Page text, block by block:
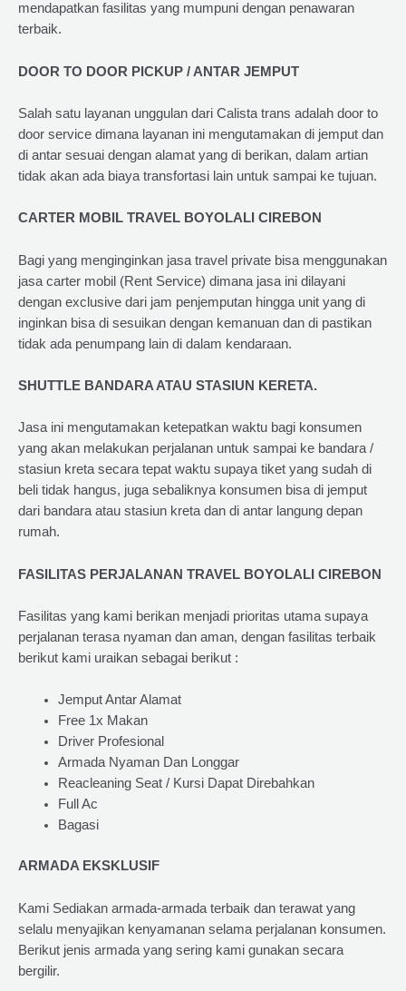
mendapatkan fasilitas yang mumpuni dengan penawaran
terbaik.
DOOR TO DOOR PICKUP / ANTAR JEMPUT
Salah satu layanan unggulan dari Calista trans adalah door to
door service dimana layanan ini mengutamakan di jemput dan
di antar sesuai dengan alamat yang di berikan, dalam artian
tidak akan ada biaya transfortasi lain untuk sampai ke tujuan.
CARTER MOBIL TRAVEL BOYOLALI CIREBON
Bagi yang menginginkan jasa travel private bisa menggunakan
jasa carter mobil (Rent Service) dimana jasa ini dilayani
dengan exclusive dari jam penjemputan hingga unit yang di
inginkan bisa di sesuikan dengan kemanuan dan di pastikan
tidak ada penumpang lain di dalam kendaraan.
SHUTTLE BANDARA ATAU STASIUN KERETA.
Jasa ini mengutamakan ketepatkan waktu bagi konsumen
yang akan melakukan perjalanan untuk sampai ke bandara /
stasiun kreta secara tepat waktu supaya tiket yang sudah di
beli tidak hangus, juga sebaliknya konsumen bisa di jemput
dari bandara atau stasiun kreta dan di antar langung depan
rumah.
FASILITAS PERJALANAN TRAVEL BOYOLALI CIREBON
Fasilitas yang kami berikan menjadi prioritas utama supaya
perjalanan terasa nyaman dan aman, dengan fasilitas terbaik
berikut kami uraikan sebagai berikut :
Jemput Antar Alamat
Free 1x Makan
Driver Profesional
Armada Nyaman Dan Longgar
Reacleaning Seat / Kursi Dapat Direbahkan
Full Ac
Bagasi
ARMADA EKSKLUSIF
Kami Sediakan armada-armada terbaik dan terawat yang
selalu menyajikan kenyamanan selama perjalanan konsumen.
Berikut jenis armada yang sering kami gunakan secara
bergilir.